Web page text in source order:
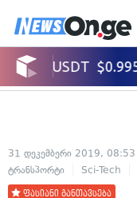
31 დეკემბერი 2019, 08:53
ტრანსპორტი
Sci-Tech
ფასიანი განთავსება